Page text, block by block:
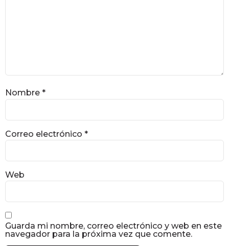
Nombre *
Correo electrónico *
Web
Guarda mi nombre, correo electrónico y web en este
navegador para la próxima vez que comente.